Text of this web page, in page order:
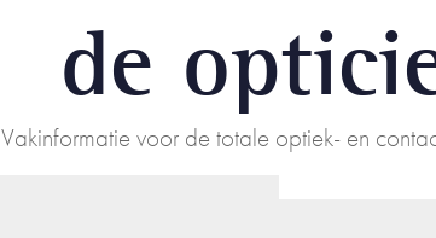
de
Vakinformatie voor de totale optiek- en